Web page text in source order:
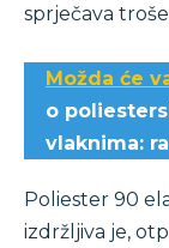
sprječava
Možda će
o
vlaknima:
Poliester 90
izdržljiva je,